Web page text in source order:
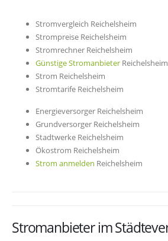
Stromvergleich Reichelsheim
Strompreise Reichelsheim
Stromrechner Reichelsheim
Günstige Stromanbieter Reichelsheim
Strom Reichelsheim
Stromtarife Reichelsheim
Energieversorger Reichelsheim
Grundversorger Reichelsheim
Stadtwerke Reichelsheim
Ökostrom Reichelsheim
Strom anmelden Reichelsheim
Stromanbieter im